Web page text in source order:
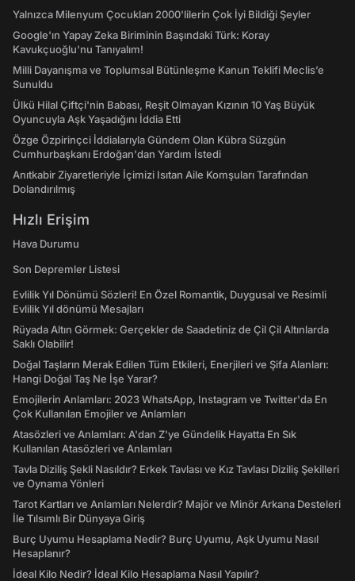
Yalnızca Milenyum Çocukları 2000'lilerin Çok İyi Bildiği Şeyler
Google'ın Yapay Zeka Biriminin Başındaki Türk: Koray
Kavukçuoğlu'nu Tanıyalım!
Milli Dayanışma ve Toplumsal Bütünleşme Kanun Teklifi Meclis’e
Sunuldu
Ülkü Hilal Çiftçi'nin Babası, Reşit Olmayan Kızının 10 Yaş Büyük
Oyuncuyla Aşk Yaşadığını İddia Etti
Özge Özpirinçci İddialarıyla Gündem Olan Kübra Süzgün
Cumhurbaşkanı Erdoğan'dan Yardım İstedi
Anıtkabir Ziyaretleriyle İçimizi Isıtan Aile Komşuları Tarafından
Dolandırılmış
Hızlı Erişim
Hava Durumu
Son Depremler Listesi
Evlilik Yıl Dönümü Sözleri! En Özel Romantik, Duygusal ve Resimli
Evlilik Yıl dönümü Mesajları
Rüyada Altın Görmek: Gerçekler de Saadetiniz de Çil Çil Altınlarda
Saklı Olabilir!
Doğal Taşların Merak Edilen Tüm Etkileri, Enerjileri ve Şifa Alanları:
Hangi Doğal Taş Ne İşe Yarar?
Emojilerin Anlamları: 2023 WhatsApp, Instagram ve Twitter'da En
Çok Kullanılan Emojiler ve Anlamları
Atasözleri ve Anlamları: A'dan Z'ye Gündelik Hayatta En Sık
Kullanılan Atasözleri ve Anlamları
Tavla Diziliş Şekli Nasıldır? Erkek Tavlası ve Kız Tavlası Diziliş Şekilleri
ve Oynama Yönleri
Tarot Kartları ve Anlamları Nelerdir? Majör ve Minör Arkana Desteleri
İle Tılsımlı Bir Dünyaya Giriş
Burç Uyumu Hesaplama Nedir? Burç Uyumu, Aşk Uyumu Nasıl
Hesaplanır?
İdeal Kilo Nedir? İdeal Kilo Hesaplama Nasıl Yapılır?